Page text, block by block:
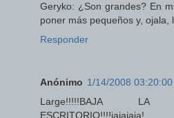
Geryko: ¿Son grandes? En
poner más pequeños y, ojala,
Responder
Anónimo 1/14/2008 03:20:00
Large!!!!!BAJA LA
ESCRITORIO!!!!jajajaja!